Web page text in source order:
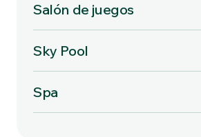
Salón de juegos
Sky Pool
Spa